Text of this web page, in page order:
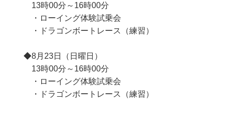
13時00分～16時00分
・ローイング体験試乗会
・ドラゴンボートレース（練習）
◆8月23日（日曜日）
13時00分～16時00分
・ローイング体験試乗会
・ドラゴンボートレース（練習）